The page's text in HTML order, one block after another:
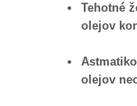
Tehotné
olejov
olejov